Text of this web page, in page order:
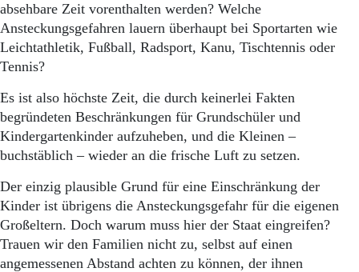
absehbare Zeit vorenthalten werden? Welche
Ansteckungsgefahren lauern überhaupt bei Sportarten wie
Leichtathletik, Fußball, Radsport, Kanu, Tischtennis oder
Tennis?
Es ist also höchste Zeit, die durch keinerlei Fakten
begründeten Beschränkungen für Grundschüler und
Kindergartenkinder aufzuheben, und die Kleinen –
buchstäblich – wieder an die frische Luft zu setzen.
Der einzig plausible Grund für eine Einschränkung der
Kinder ist übrigens die Ansteckungsgefahr für die eigenen
Großeltern. Doch warum muss hier der Staat eingreifen?
Trauen wir den Familien nicht zu, selbst auf einen
angemessenen Abstand achten zu können, der ihnen